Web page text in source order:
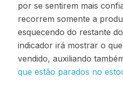
por se sentirem mais
recorrem somente a
esquecendo do restante
indicador irá mostrar o
vendido, auxiliando
que estão parados no